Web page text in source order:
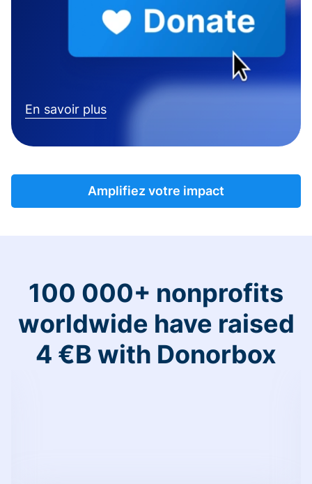
En savoir plus
Amplifiez votre impact
100 000+ nonprofits
worldwide have raised
4 €B with Donorbox